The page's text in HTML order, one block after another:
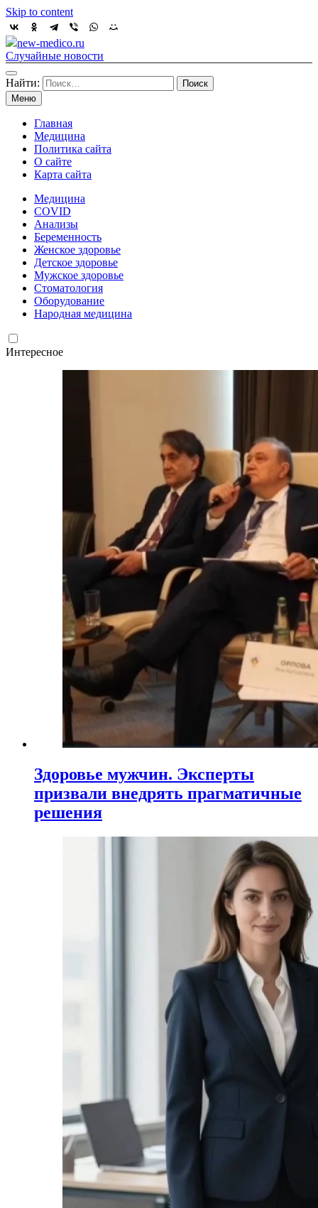
Skip to content
new-medico.ru
Случайные новости
Найти:
Меню
Главная
Медицина
Политика сайта
О сайте
Карта сайта
Медицина
COVID
Анализы
Беременность
Женское здоровье
Детское здоровье
Мужское здоровье
Стоматология
Оборудование
Народная медицина
Интересное
Здоровье мужчин. Эксперты
призвали внедрять прагматичные
решения